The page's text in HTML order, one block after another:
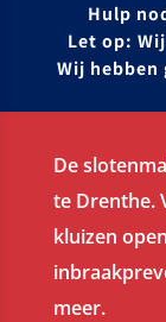
Hulp
Let op:
Wij hebben
De
te Drenthe.
kluizen
meer.